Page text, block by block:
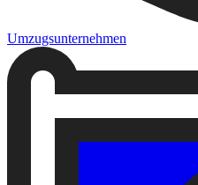
Umzugsunternehmen